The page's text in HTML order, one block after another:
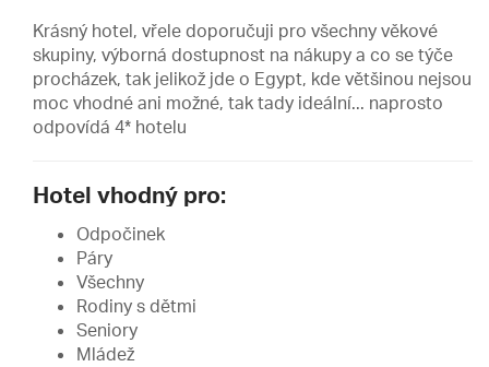
Krásný hotel, vřele doporučuji pro všechny věkové
skupiny, výborná dostupnost na nákupy a co se týče
procházek, tak jelikož jde o Egypt, kde většinou nejsou
moc vhodné ani možné, tak tady ideální... naprosto
odpovídá 4* hotelu
Hotel vhodný pro:
Odpočinek
Páry
Všechny
Rodiny s dětmi
Seniory
Mládež